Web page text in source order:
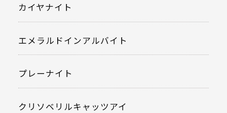
カイヤナイト
エメラルドインアルバイト
プレーナイト
クリソベリルキャッツアイ